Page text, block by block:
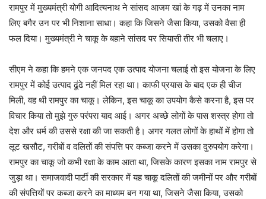
रामपुर में मुख्यमंत्री योगी आदित्यनाथ ने सांसद आजम खां के गढ़ में उनका नाम
लिए बगैर उन पर भी निशाना साधा। कहा कि जिसने जैसा किया, उसको वैसा ही
फल दिया। मुख्यमंत्री ने चाकू के बहाने सांसद पर सियासी तीर भी चलाए।
सीएम ने कहा कि हमने एक जनपद एक उत्पाद योजना चलाई तो इस योजना के लिए
रामपुर में कोई उत्पाद ढूंढे नहीं मिल रहा था। काफी प्रयास के बाद एक ही चीज
मिली, वह थी रामपुर का चाकू। लेकिन, इस चाकू का उपयोग कैसे करना है, इस पर
विचार किया तो मुझे गुरु परंपरा याद आई। अगर अच्छे लोगों के पास शस्त्र होगा तो
देश और धर्म की उससे रक्षा की जा सकती है। अगर गलत लोगों के हाथों में होगा तो
लूट खसौट, गरीबों व दलितों की संपत्ति पर कब्जा करने में उसका दुरुपयोग करेगा।
रामपुर का चाकू जो कभी रक्षा के काम आता था, जिसके कारण इसका नाम रामपुर से
जुड़ा था। समाजवादी पार्टी की सरकार में यह चाकू दलितों की जमीनों पर और गरीबों
की संपत्तियों पर कब्जा करने का माध्यम बन गया था, जिसने जैसा किया, उसको